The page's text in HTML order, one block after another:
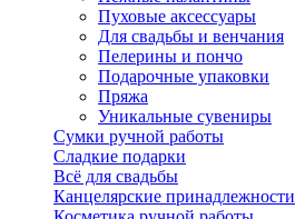
Пуховые аксессуары
Для свадьбы и венчания
Пелерины и пончо
Подарочные упаковки
Пряжа
Уникальные сувениры
Сумки ручной работы
Сладкие подарки
Всё для свадьбы
Канцелярские принадлежности